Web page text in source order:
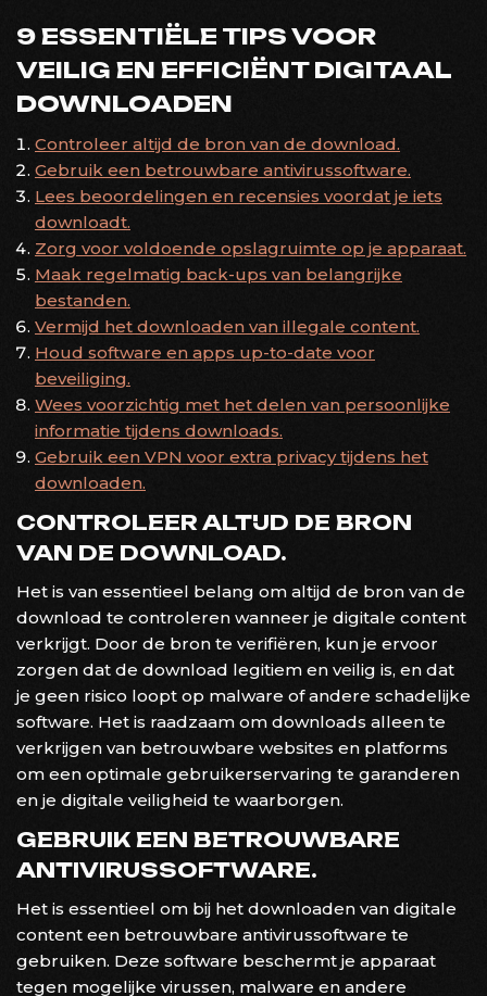
9 ESSENTIËLE TIPS VOOR
VEILIG EN EFFICIËNT DIGITAAL
DOWNLOADEN
Controleer altijd de bron van de download.
Gebruik een betrouwbare antivirussoftware.
Lees beoordelingen en recensies voordat je iets
downloadt.
Zorg voor voldoende opslagruimte op je apparaat.
Maak regelmatig back-ups van belangrijke
bestanden.
Vermijd het downloaden van illegale content.
Houd software en apps up-to-date voor
beveiliging.
Wees voorzichtig met het delen van persoonlijke
informatie tijdens downloads.
Gebruik een VPN voor extra privacy tijdens het
downloaden.
CONTROLEER ALTIJD DE BRON
VAN DE DOWNLOAD.
Het is van essentieel belang om altijd de bron van de
download te controleren wanneer je digitale content
verkrijgt. Door de bron te verifiëren, kun je ervoor
zorgen dat de download legitiem en veilig is, en dat
je geen risico loopt op malware of andere schadelijke
software. Het is raadzaam om downloads alleen te
verkrijgen van betrouwbare websites en platforms
om een optimale gebruikerservaring te garanderen
en je digitale veiligheid te waarborgen.
GEBRUIK EEN BETROUWBARE
ANTIVIRUSSOFTWARE.
Het is essentieel om bij het downloaden van digitale
content een betrouwbare antivirussoftware te
gebruiken. Deze software beschermt je apparaat
tegen mogelijke virussen, malware en andere